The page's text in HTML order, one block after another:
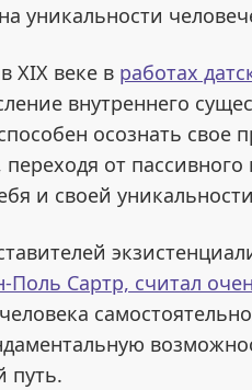
уникальности
XIX веке в работах
внутреннего
осознать свое
от
и своей
Поль Сартр, считал
путь.